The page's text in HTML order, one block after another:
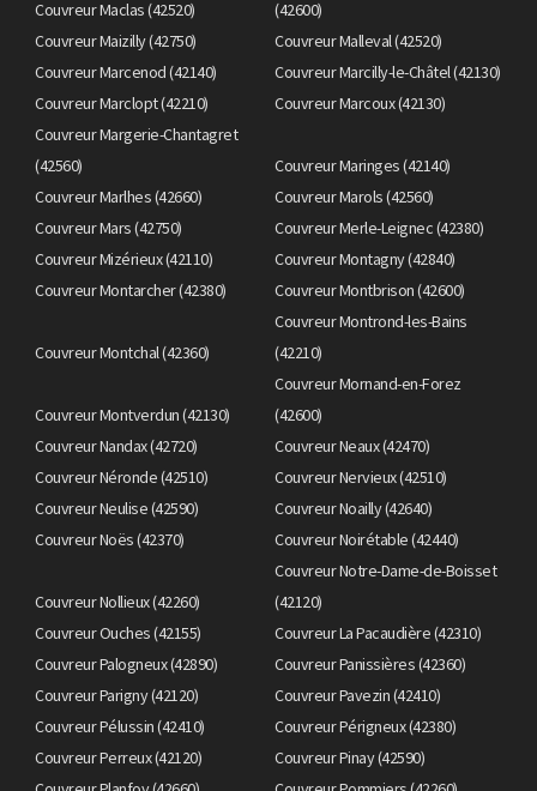
Couvreur Maclas (42520)
(42600)
Couvreur Maizilly (42750)
Couvreur Malleval (42520)
Couvreur Marcenod (42140)
Couvreur Marcilly-le-Châtel (42130)
Couvreur Marclopt (42210)
Couvreur Marcoux (42130)
Couvreur Margerie-Chantagret
(42560)
Couvreur Maringes (42140)
Couvreur Marlhes (42660)
Couvreur Marols (42560)
Couvreur Mars (42750)
Couvreur Merle-Leignec (42380)
Couvreur Mizérieux (42110)
Couvreur Montagny (42840)
Couvreur Montarcher (42380)
Couvreur Montbrison (42600)
Couvreur Montchal (42360)
Couvreur Montrond-les-Bains
(42210)
Couvreur Montverdun (42130)
Couvreur Mornand-en-Forez
(42600)
Couvreur Nandax (42720)
Couvreur Neaux (42470)
Couvreur Néronde (42510)
Couvreur Nervieux (42510)
Couvreur Neulise (42590)
Couvreur Noailly (42640)
Couvreur Noës (42370)
Couvreur Noirétable (42440)
Couvreur Nollieux (42260)
Couvreur Notre-Dame-de-Boisset
(42120)
Couvreur Ouches (42155)
Couvreur La Pacaudière (42310)
Couvreur Palogneux (42890)
Couvreur Panissières (42360)
Couvreur Parigny (42120)
Couvreur Pavezin (42410)
Couvreur Pélussin (42410)
Couvreur Périgneux (42380)
Couvreur Perreux (42120)
Couvreur Pinay (42590)